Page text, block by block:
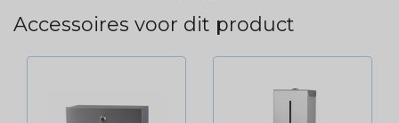
Accessoires voor dit product